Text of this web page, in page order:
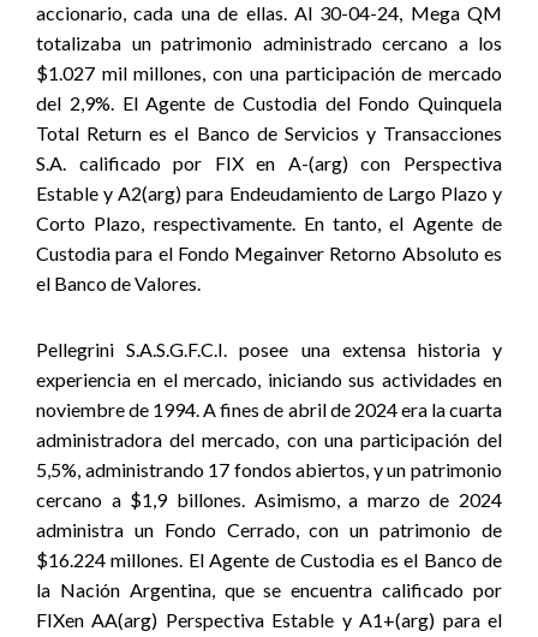
accionario, cada una de ellas. Al 30-04-24, Mega QM
totalizaba un patrimonio administrado cercano a los
$1.027 mil millones, con una participación de mercado
del 2,9%. El Agente de Custodia del Fondo Quinquela
Total Return es el Banco de Servicios y Transacciones
S.A. calificado por FIX en A-(arg) con Perspectiva
Estable y A2(arg) para Endeudamiento de Largo Plazo y
Corto Plazo, respectivamente. En tanto, el Agente de
Custodia para el Fondo Megainver Retorno Absoluto es
el Banco de Valores.
Pellegrini S.A.S.G.F.C.I. posee una extensa historia y
experiencia en el mercado, iniciando sus actividades en
noviembre de 1994. A fines de abril de 2024 era la cuarta
administradora del mercado, con una participación del
5,5%, administrando 17 fondos abiertos, y un patrimonio
cercano a $1,9 billones. Asimismo, a marzo de 2024
administra un Fondo Cerrado, con un patrimonio de
$16.224 millones. El Agente de Custodia es el Banco de
la Nación Argentina, que se encuentra calificado por
FIXen AA(arg) Perspectiva Estable y A1+(arg) para el